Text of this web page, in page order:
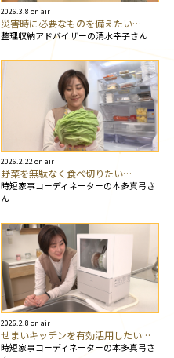
2026.3.8 on air
災害時に必要なものを備えたい…
整理収納アドバイザーの清水幸子さん
2026.2.22 on air
野菜を無駄なく食べ切りたい…
時短家事コーディネーターの本多真弓さ
ん
2026.2.8 on air
せまいキッチンを有効活用したい…
時短家事コーディネーターの本多真弓さ